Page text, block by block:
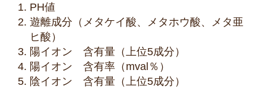
PH値
遊離成分（メタケイ酸、メタホウ酸、メタ亜
ヒ酸）
陽イオン 含有量（上位5成分）
陽イオン 含有率（mval％）
陰イオン 含有量（上位5成分）